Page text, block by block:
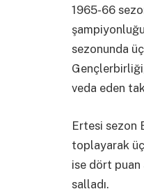
1965-66
sezonunda
veda eden
Ertesi sezon
toplayarak
ise dört puan
salladı.